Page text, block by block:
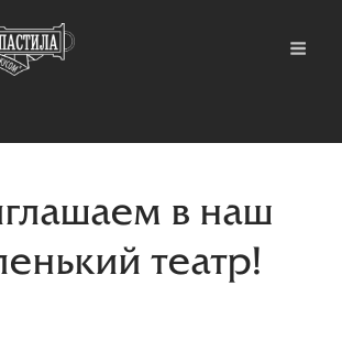
в наш
театр!